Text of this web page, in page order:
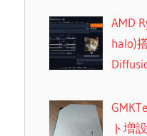
AMD
halo)
ト増